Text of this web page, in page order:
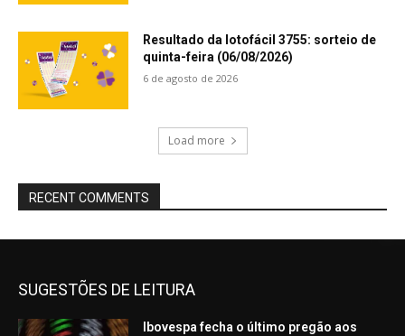
Resultado da lotofácil 3755: sorteio de
quinta-feira (06/08/2026)
6 de agosto de 2026
Load more
RECENT COMMENTS
SUGESTÕES DE LEITURA
Ibovespa fecha o último pregão aos